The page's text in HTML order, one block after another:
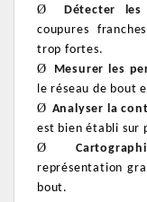
Ø Détecter
coupures
trop fortes.
Ø
Mesurer les
le réseau de bout
Ø Analyser la
est bien établi sur
Ø
représentation
bout.